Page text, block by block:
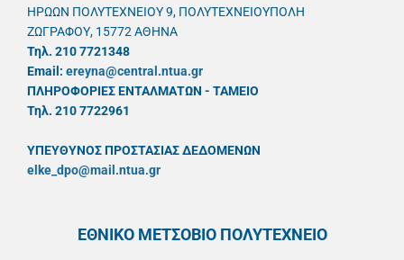
ΗΡΩΩΝ ΠΟΛΥΤΕΧΝΕΙΟΥ 9, ΠΟΛΥΤΕΧΝΕΙΟΥΠΟΛΗ
ΖΩΓΡΑΦΟΥ, 15772 ΑΘΗΝΑ
Τηλ. 210 7721348
Email: ereyna@central.ntua.gr
ΠΛΗΡΟΦΟΡΙΕΣ ΕΝΤΑΛΜΑΤΩΝ - ΤΑΜΕΙΟ
Τηλ. 210 7722961
ΥΠΕΥΘYΝΟΣ ΠΡΟΣΤΑΣΙΑΣ ΔΕΔΟΜΕΝΩΝ
elke_dpo@mail.ntua.gr
ΕΘΝΙΚΟ ΜΕΤΣΟΒΙΟ ΠΟΛΥΤΕΧΝΕΙΟ